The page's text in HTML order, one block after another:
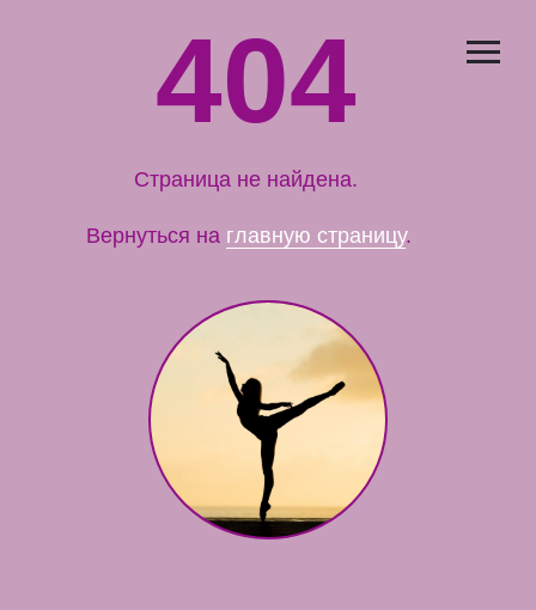
404
Страница не найдена.
Вернуться на главную страницу.